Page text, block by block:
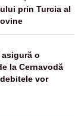
prin Turcia al
o
la Cernavodă
vor